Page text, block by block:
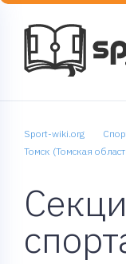
Sport-wiki.org
Томск (Томская